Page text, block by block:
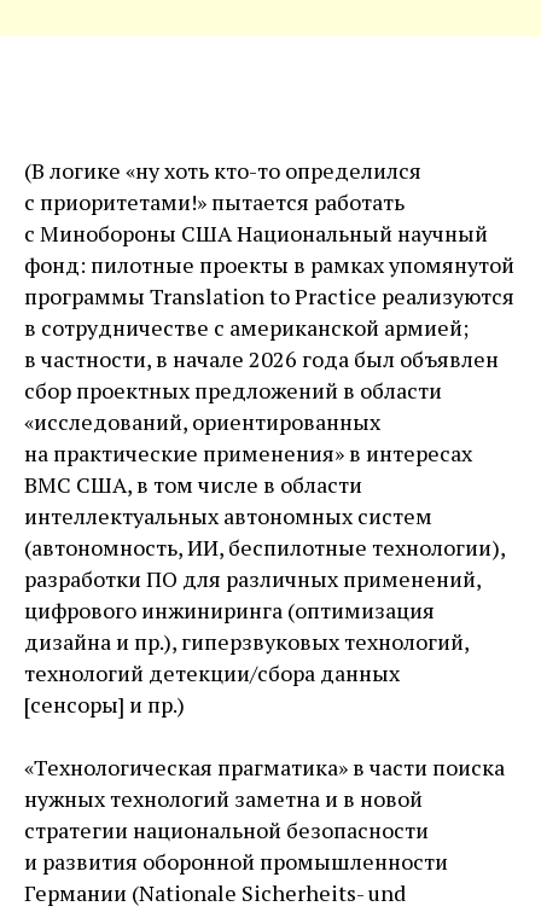
(В логике «ну хоть кто-то определился
с приоритетами!» пытается работать
с Минобороны США Национальный научный
фонд: пилотные проекты в рамках упомянутой
программы Translation to Practice реализуются
в сотрудничестве с американской армией;
в частности, в начале 2026 года был объявлен
сбор проектных предложений в области
«исследований, ориентированных
на практические применения» в интересах
ВМС США, в том числе в области
интеллектуальных автономных систем
(автономность, ИИ, беспилотные технологии),
разработки ПО для различных применений,
цифрового инжиниринга (оптимизация
дизайна и пр.), гиперзвуковых технологий,
технологий детекции/сбора данных
[сенсоры] и пр.)
«Технологическая прагматика» в части поиска
нужных технологий заметна и в новой
стратегии национальной безопасности
и развития оборонной промышленности
Германии (Nationale Sicherheits- und